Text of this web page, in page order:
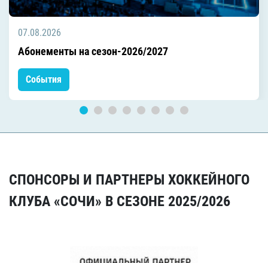
07.08.2026
Абонементы на сезон-2026/2027
События
СПОНСОРЫ И ПАРТНЕРЫ ХОККЕЙНОГО
КЛУБА «СОЧИ» В СЕЗОНЕ 2025/2026